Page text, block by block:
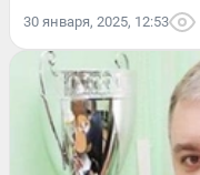
30 января, 2025, 12:53